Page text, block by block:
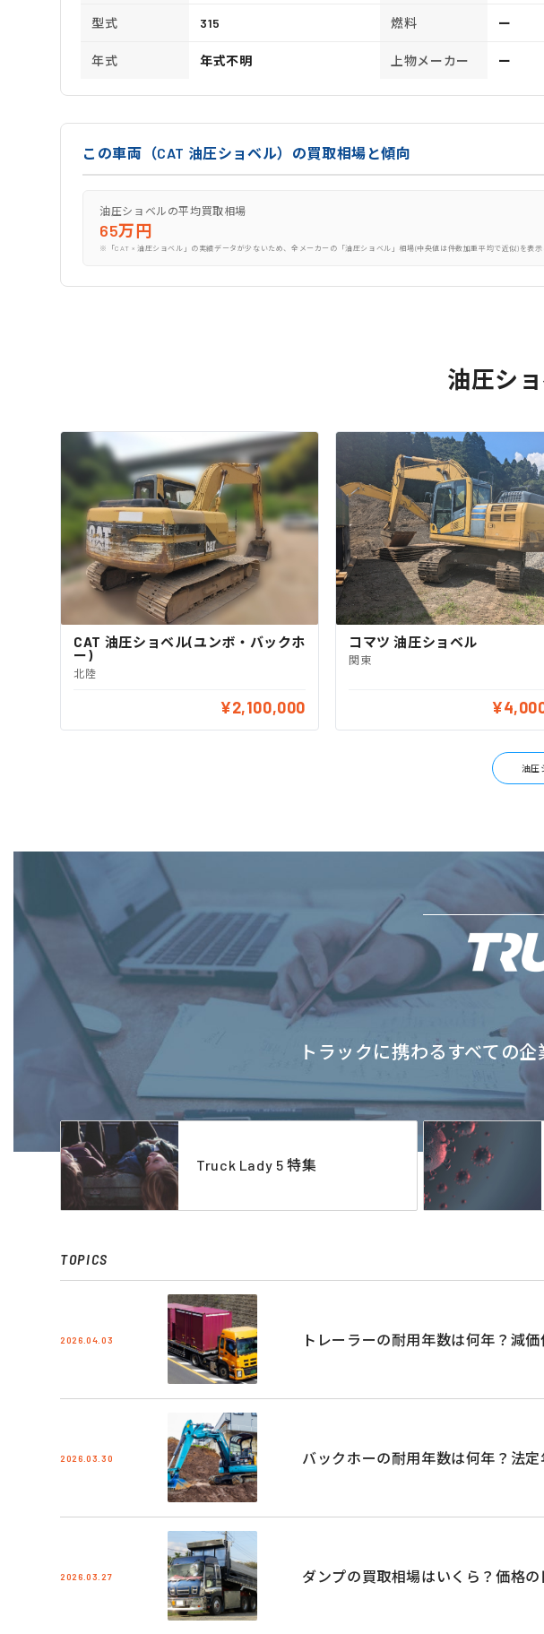
型式 315 燃料 ー
年式 年式不明 上物メーカー ー
この車両（CAT 油圧ショベル）の買取相場と傾向
油圧ショベルの平均買取相場
65万円
※「CAT × 油圧ショベル」の実績データが少ないため、全メーカーの「油圧ショベル」相場(中央値は件数加重平均で近似)を表示
油圧シ
CAT 油圧ショベル(ユンボ・バックホ
ー)
北陸
¥2,100,000
コマツ 油圧ショベル
関東
油圧
トラックに携わるすべての
Truck Lady 5 特集
TOPICS
2026.04.03 トレーラーの耐用年数は何年？減
2026.03.30 バックホーの耐用年数は何年？法
2026.03.27 ダンプの買取相場はいくら？価格